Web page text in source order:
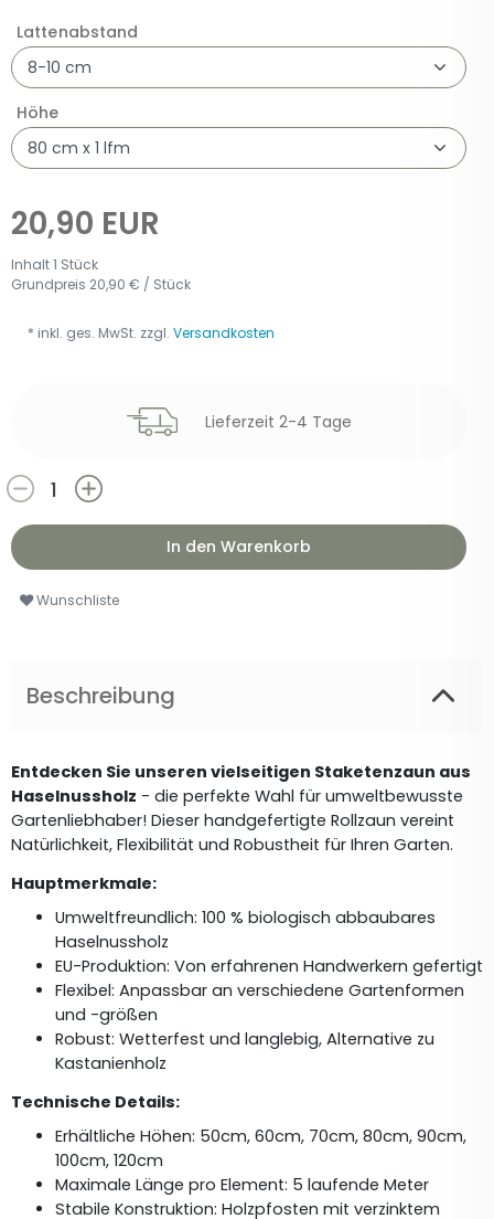
Lattenabstand
Höhe
20,90 EUR
Inhalt1 Stück
Grundpreis 20,90 € / Stück
Lieferzeit 2-4 Tage
In den Warenkorb
Wunschliste
* inkl. ges. MwSt. zzgl. Versandkosten
Beschreibung
Entdecken Sie unseren vielseitigen Staketenzaun aus
Haselnussholz - die perfekte Wahl für umweltbewusste
Gartenliebhaber! Dieser handgefertigte Rollzaun vereint
Natürlichkeit, Flexibilität und Robustheit für Ihren Garten.
Hauptmerkmale:
Umweltfreundlich: 100 % biologisch abbaubares
Haselnussholz
EU-Produktion: Von erfahrenen Handwerkern gefertigt
Flexibel: Anpassbar an verschiedene Gartenformen
und -größen
Robust: Wetterfest und langlebig, Alternative zu
Kastanienholz
Technische Details:
Erhältliche Höhen: 50cm, 60cm, 70cm, 80cm, 90cm,
100cm, 120cm
Maximale Länge pro Element: 5 laufende Meter
Stabile Konstruktion: Holzpfosten mit verzinktem